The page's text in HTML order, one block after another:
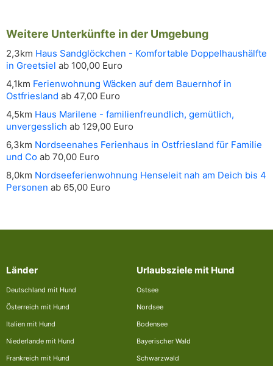
Weitere Unterkünfte in der Umgebung
2,3km Haus Sandglöckchen - Komfortable Doppelhaushälfte
in Greetsiel ab 100,00 Euro
4,1km Ferienwohnung Wäcken auf dem Bauernhof in
Ostfriesland ab 47,00 Euro
4,5km Haus Marilene - familienfreundlich, gemütlich,
unvergesslich ab 129,00 Euro
6,3km Nordseenahes Ferienhaus in Ostfriesland für Familie
und Co ab 70,00 Euro
8,0km Nordseeferienwohnung Henseleit nah am Deich bis 4
Personen ab 65,00 Euro
Länder
Deutschland mit Hund
Österreich mit Hund
Italien mit Hund
Niederlande mit Hund
Frankreich mit Hund
Urlaubsziele mit Hund
Ostsee
Nordsee
Bodensee
Bayerischer Wald
Schwarzwald